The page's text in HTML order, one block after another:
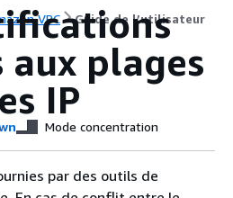
VPC Guide de l’utilisateur
plages
IP
Mode concentration
par des outils de